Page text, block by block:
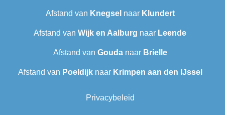
Afstand van Knegsel naar Klundert
Afstand van Wijk en Aalburg naar Leende
Afstand van Goudanaar Brielle
Afstand van Poeldijknaar Krimpen aan den IJssel
Privacybeleid